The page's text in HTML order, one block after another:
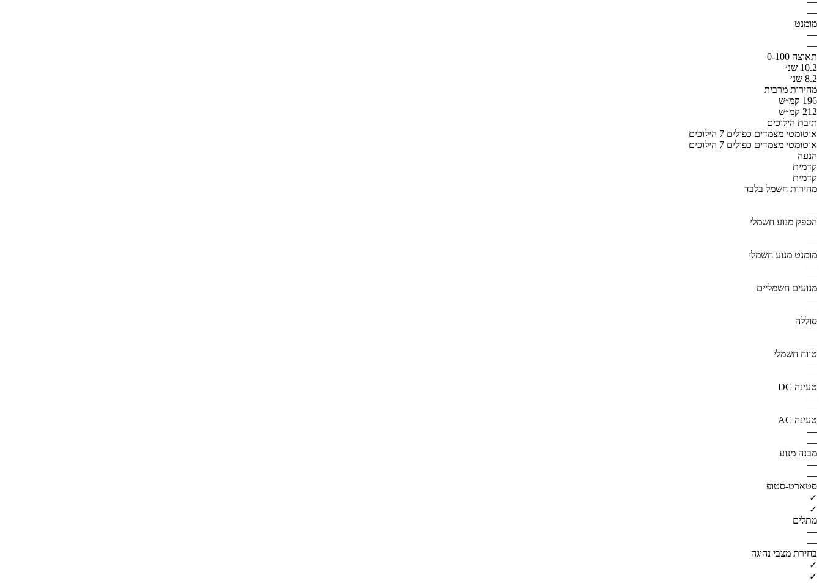
—
מומנט
—
—
תאוצה 0-100
10.2 שנ׳
8.2 שנ׳
מהירות מרבית
196 קמ״ש
212 קמ״ש
תיבת הילוכים
אוטומטי מצמדים כפולים 7 הילוכים
אוטומטי מצמדים כפולים 7 הילוכים
הנעה
קדמית
קדמית
מהירות חשמל בלבד
—
—
הספק מנוע חשמלי
—
—
מומנט מנוע חשמלי
—
—
מנועים חשמליים
—
—
סוללה
—
—
טווח חשמלי
—
—
טעינה DC
—
—
טעינה AC
—
—
מבנה מנוע
—
—
סטארט-סטופ
✓
✓
מתלים
—
—
בחירת מצבי נהיגה
✓
✓